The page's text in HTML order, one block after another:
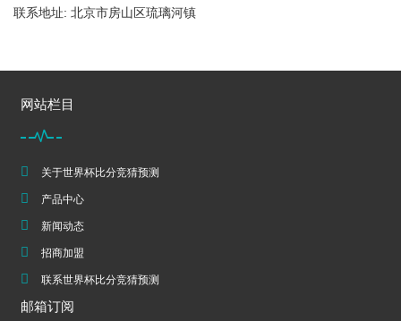
联系地址: 北京市房山区琉璃河镇
网站栏目
关于世界杯比分竞猜预测
产品中心
新闻动态
招商加盟
联系世界杯比分竞猜预测
邮箱订阅